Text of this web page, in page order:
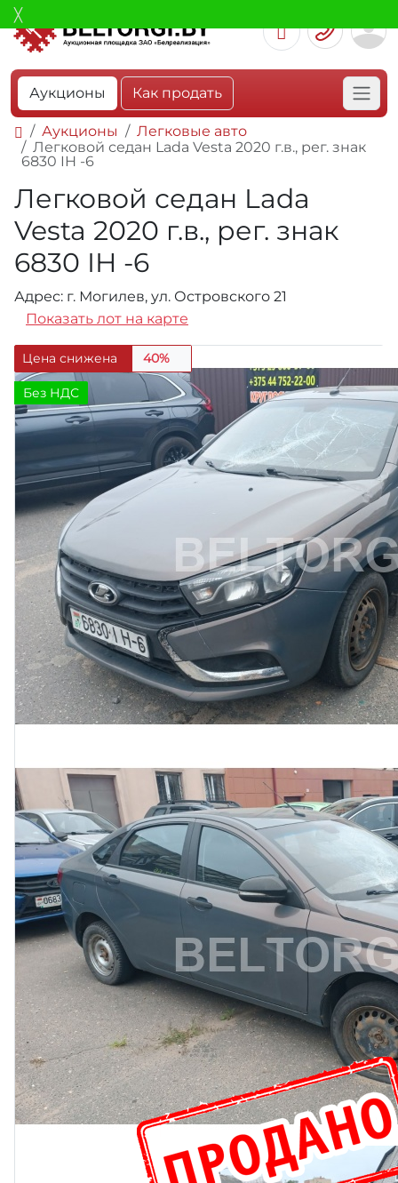
Аукционы Как продать
Аукционы
Легковые авто
Легковой седан Lada Vesta 2020 г.в., рег. знак
6830 IH -6
Легковой седан Lada
Vesta 2020 г.в., рег. знак
6830 IH -6
Адрес: г. Могилев, ул. Островского 21
Показать лот на карте
Цена снижена 40%
Без НДС